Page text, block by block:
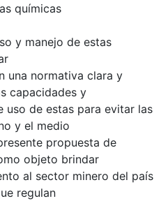
químicas
y manejo de estas
una normativa clara y
capacidades y
uso de estas para evitar las
y el medio
propuesta de
objeto brindar
al sector minero del país
regulan